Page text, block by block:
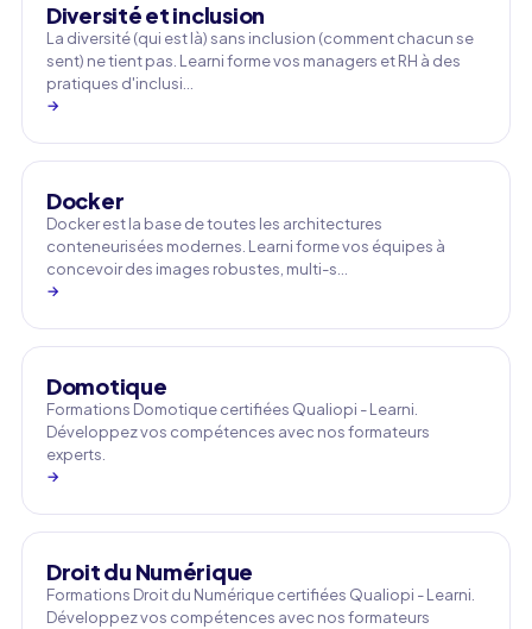
Diversité et inclusion
La diversité (qui est là) sans inclusion (comment chacun se
sent) ne tient pas. Learni forme vos managers et RH à des
pratiques d'inclusi…
→
Docker
Docker est la base de toutes les architectures
conteneurisées modernes. Learni forme vos équipes à
concevoir des images robustes, multi-s…
→
Domotique
Formations Domotique certifiées Qualiopi - Learni.
Développez vos compétences avec nos formateurs
experts.
→
Droit du Numérique
Formations Droit du Numérique certifiées Qualiopi - Learni.
Développez vos compétences avec nos formateurs